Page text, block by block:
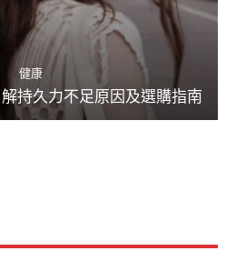
健康
持久力不足原因及選購指南